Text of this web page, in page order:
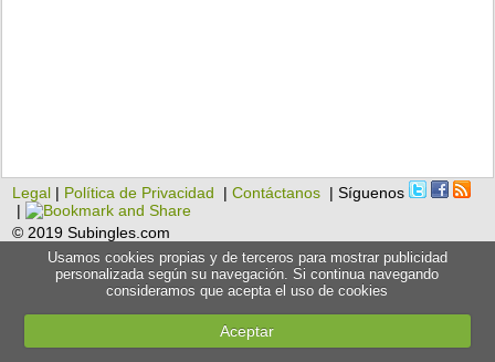
Legal | Política de Privacidad |Contáctanos | Síguenos
|
© 2019 Subingles.com
Usamos cookies propias y de terceros para mostrar publicidad
personalizada según su navegación. Si continua navegando
consideramos que acepta el uso de cookies
Aceptar